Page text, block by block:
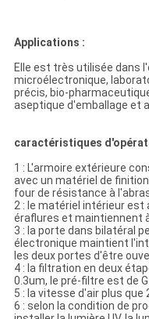
Applications :
Elle est très utilisée dans
microélectronique,
précis, bio-
aseptique d'emballage et
caractéristiques
1 : L'armoire extérieure
avec un matériel de
four de résistance à
2 : le matériel intérieur est
éraflures et maintiennent
3 : la porte dans bilatéral
électronique maintient
les deux portes d'être
4 : la filtration en deux
0.3um, le pré-filtre est de
5 : la vitesse d'air plus que
6 : selon la condition de